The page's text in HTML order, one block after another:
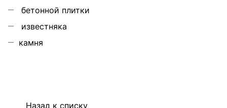
бетонной плитки
известняка
камня
Назад к списку